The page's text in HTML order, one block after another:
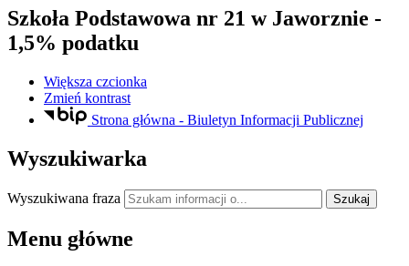
Szkoła Podstawowa nr 21 w Jaworznie -
1,5% podatku
Większa czcionka
Zmień kontrast
Strona główna - Biuletyn Informacji Publicznej
Wyszukiwarka
Wyszukiwana fraza Szukaj
Menu główne